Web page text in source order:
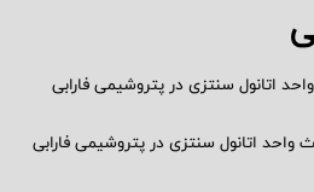
اتانول سنتزی در پتروشیمی فارابی